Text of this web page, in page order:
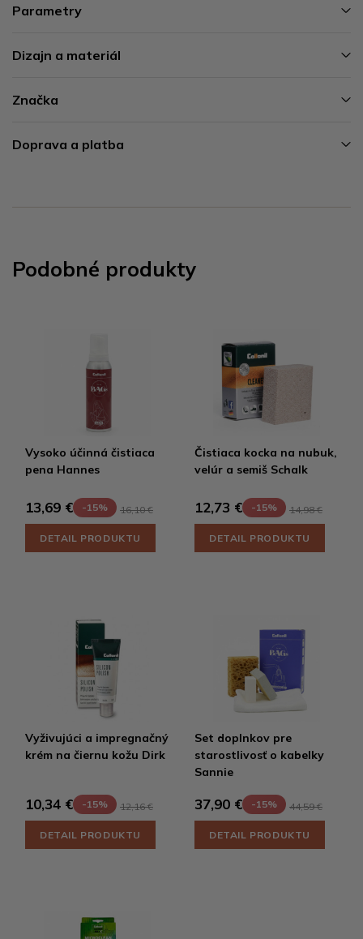
Parametry
Dizajn a materiál
Značka
Doprava a platba
Podobné produkty
Vysoko účinná čistiaca
pena Hannes
13,69 € -15% 16,10 €
DETAIL PRODUKTU
Čistiaca kocka na nubuk,
velúr a semiš Schalk
12,73 € -15% 14,98 €
DETAIL PRODUKTU
Vyživujúci a impregnačný
krém na čiernu kožu Dirk
10,34 € -15% 12,16 €
DETAIL PRODUKTU
Set doplnkov pre
starostlivosť o kabelky
Sannie
37,90 € -15% 44,59 €
DETAIL PRODUKTU